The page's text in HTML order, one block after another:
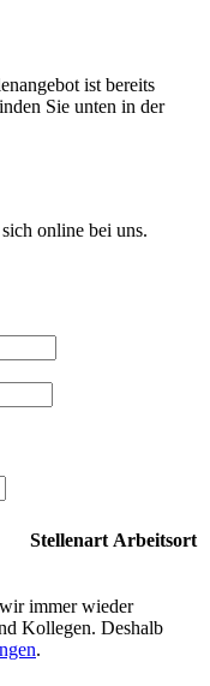
ist bereits
Sie unten in der
online bei uns.
Stellenart Arbeitsort
immer wieder
Kollegen. Deshalb
.